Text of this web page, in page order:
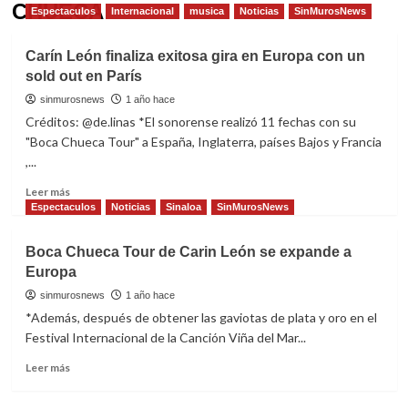
CHUECA
Espectaculos Internacional musica Noticias SinMurosNews
Carín León finaliza exitosa gira en Europa con un
sold out en París
sinmurosnews 1 año hace
Créditos: @de.linas *El sonorense realizó 11 fechas con su
"Boca Chueca Tour" a España, Inglaterra, países Bajos y Francia
,...
Leer másRead
more
León
finaliza
exitosa
gira
en
Europa
Espectaculos Noticias Sinaloa SinMurosNews
Boca Chueca Tour de Carin León se expande a
Europa
sinmurosnews 1 año hace
*Además, después de obtener las gaviotas de plata y oro en el
Festival Internacional de la Canción Viña del Mar...
Leer másRead